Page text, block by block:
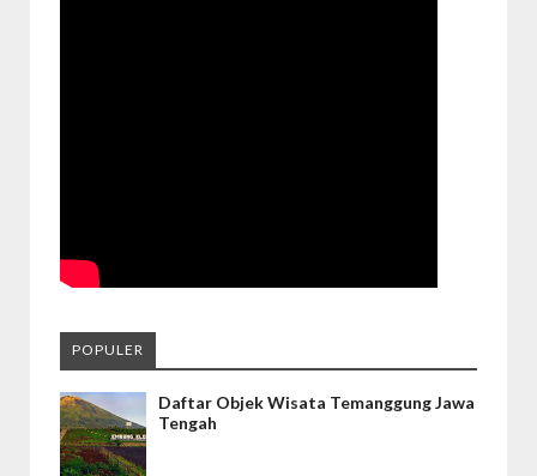
POPULER
Daftar Objek Wisata Temanggung Jawa
Tengah